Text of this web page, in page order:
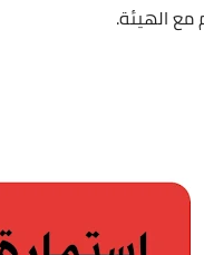
الهيئة.